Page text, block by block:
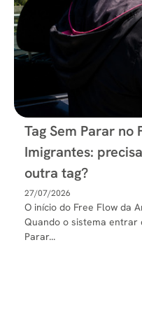
Tag Sem Parar no
Imigrantes:
outra tag?
27/07/2026
O início do Free Flow da
Quando o sistema entrar
Parar...